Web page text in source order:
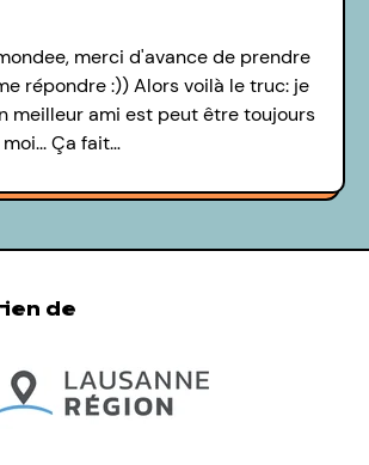
merci d'avance de prendre
répondre :)) Alors voilà le truc: je
meilleur ami est peut être toujours
Ça fait…
de